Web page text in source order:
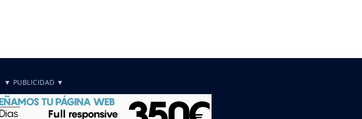
▼ PUBLICIDAD ▼